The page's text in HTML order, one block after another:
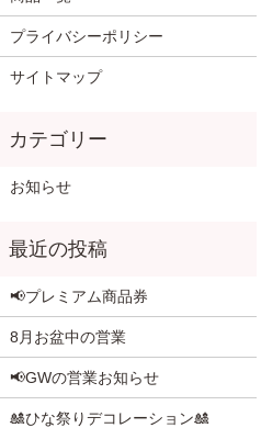
プライバシーポリシー
サイトマップ
お知らせ
📢プレミアム商品券
8月お盆中の営業
📢GWの営業お知らせ
🎎ひな祭りデコレーション🎎